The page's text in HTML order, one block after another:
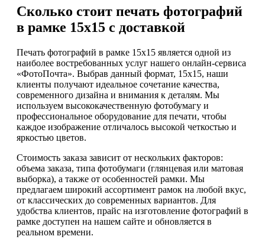
Сколько стоит печать фотографий
в рамке 15х15 с доставкой
Печать фотографий в рамке 15х15 является одной из
наиболее востребованных услуг нашего онлайн-сервиса
«ФотоПочта». Выбрав данный формат, 15х15, наши
клиенты получают идеальное сочетание качества,
современного дизайна и внимания к деталям. Мы
используем высококачественную фотобумагу и
профессиональное оборудование для печати, чтобы
каждое изображение отличалось высокой четкостью и
яркостью цветов.
Стоимость заказа зависит от нескольких факторов:
объема заказа, типа фотобумаги (глянцевая или матовая
выборка), а также от особенностей рамки. Мы
предлагаем широкий ассортимент рамок на любой вкус,
от классических до современных вариантов. Для
удобства клиентов, прайс на изготовление фотографий в
рамке доступен на нашем сайте и обновляется в
реальном времени.